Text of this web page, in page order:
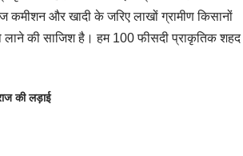
और खादी के जरिए लाखों ग्रामीण किसानों
लाने की साजिश है। हम 100 फीसदी प्राकृतिक शहद
की लड़ाई